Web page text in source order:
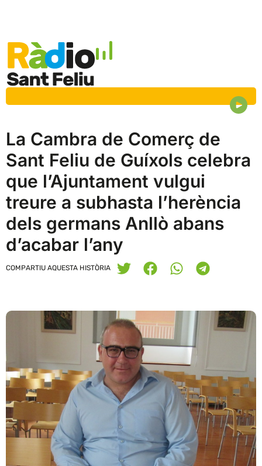
La Cambra de Comerç de
Sant Feliu de Guíxols celebra
que l’Ajuntament vulgui
treure a subhasta l’herència
dels germans Anllò abans
d’acabar l’any
COMPARTIU AQUESTA HISTÒRIA